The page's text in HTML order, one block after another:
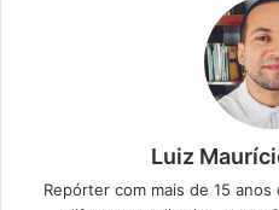
Luiz
Repórter com mais de 15